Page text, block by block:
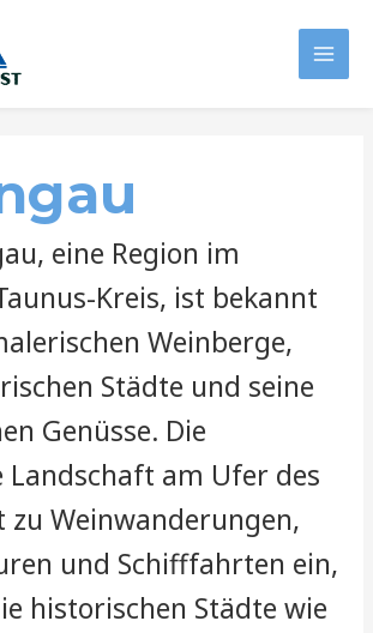
Main
eine Region im
Kreis, ist bekannt
Weinberge,
Städte und seine
Genüsse. Die
Landschaft am Ufer des
zu Weinwanderungen,
und Schifffahrten ein,
historischen Städte wie